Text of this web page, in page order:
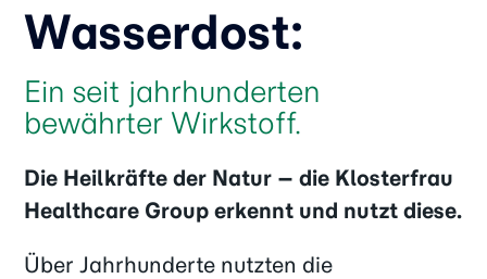
Wasserdost:
Ein seit jahrhunderten
bewährter Wirkstoff.
Die Heilkräfte der Natur – die Klosterfrau
Healthcare Group erkennt und nutzt diese.
Über Jahrhunderte nutzten die